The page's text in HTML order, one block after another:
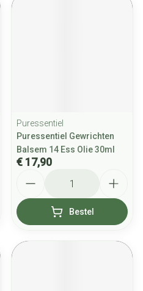
Puressentiel
Puressentiel Gewrichten
Balsem 14 Ess Olie 30ml
€ 17,90
Bestel